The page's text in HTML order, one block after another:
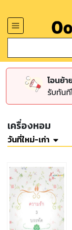
โอนย้
รับทัน
เครื่องหอม
วันที่ใหม่-เก่า